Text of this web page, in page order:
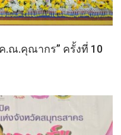
.ณ.คุณากร” ครั้งที่ 10